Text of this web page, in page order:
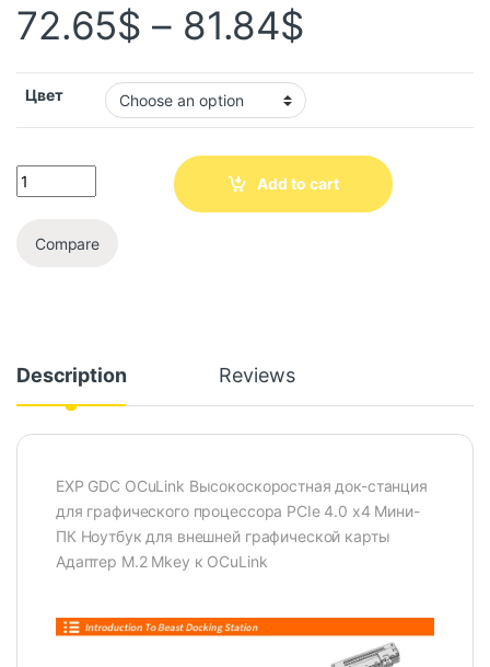
72.65$ – 81.84$
Цвет
Add to cart
Compare
Description Reviews
EXP GDC OCuLink Высокоскоростная док-станция
для графического процессора PCIe 4.0 x4 Мини-
ПК Ноутбук для внешней графической карты
Адаптер M.2 Mkey к OCuLink